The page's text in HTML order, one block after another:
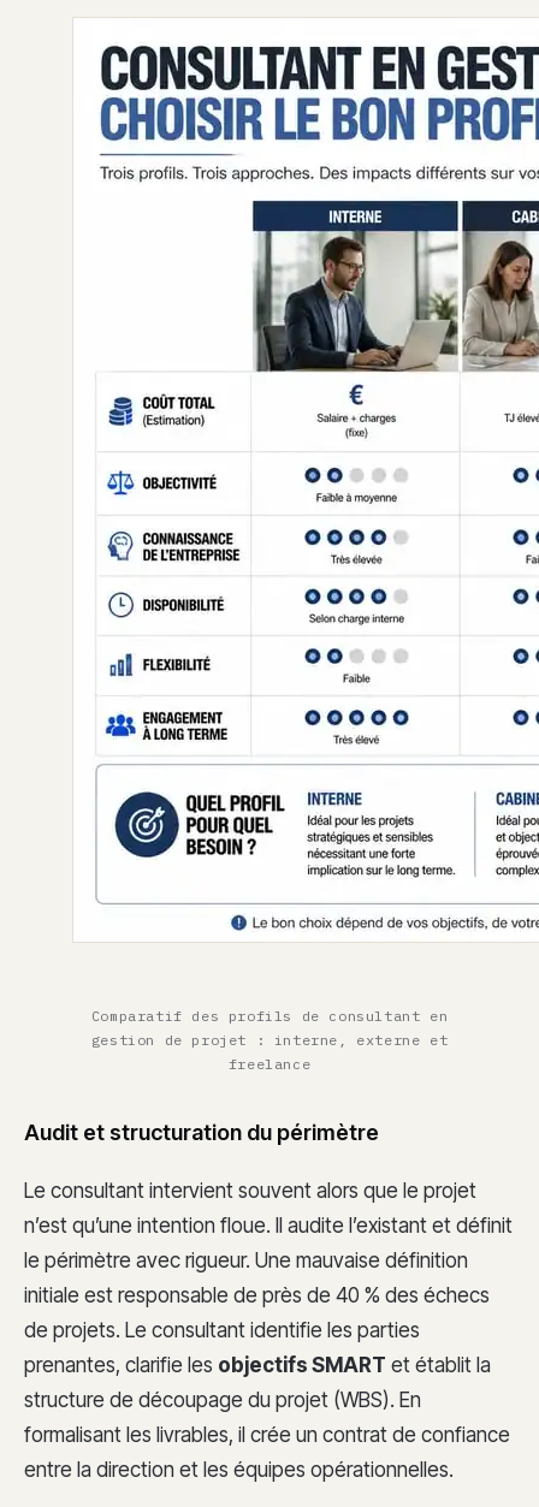
Comparatif des profils de consultant en
gestion de projet : interne, externe et
freelance
Audit et structuration du périmètre
Le consultant intervient souvent alors que le projet
n’est qu’une intention floue. Il audite l’existant et définit
le périmètre avec rigueur. Une mauvaise définition
initiale est responsable de près de 40 % des échecs
de projets. Le consultant identifie les parties
prenantes, clarifie les objectifs SMART et établit la
structure de découpage du projet (WBS). En
formalisant les livrables, il crée un contrat de confiance
entre la direction et les équipes opérationnelles.